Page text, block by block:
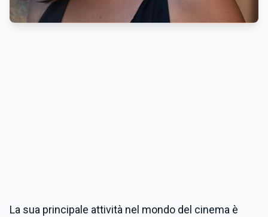
La sua principale attività nel mondo del cinema è